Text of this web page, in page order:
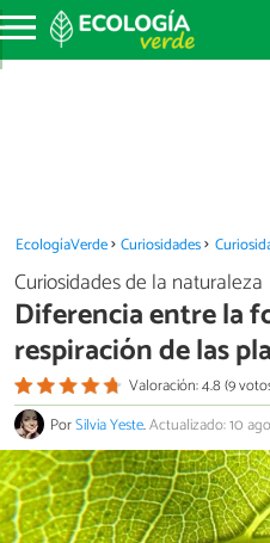
EcologíaVerde Curiosidades
Curiosidades de la naturaleza
Diferencia entre la
respiración de las
Valoración: 4.8 (9
PorSilvia Yeste.Actualizado: 10